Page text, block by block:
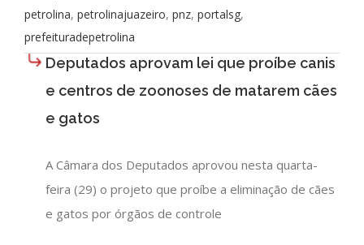
petrolina, petrolinajuazeiro, pnz, portalsg,
prefeituradepetrolina
Deputados aprovam lei que proíbe canis
e centros de zoonoses de matarem cães
e gatos
A Câmara dos Deputados aprovou nesta quarta-
feira (29) o projeto que proíbe a eliminação de cães
e gatos por órgãos de controle